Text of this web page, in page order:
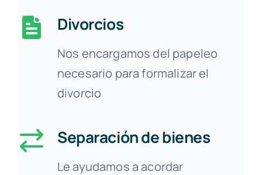
Divorcios
Nos encargamos del papeleo
necesario para formalizar el
divorcio
Separación de bienes
Le ayudamos a acordar